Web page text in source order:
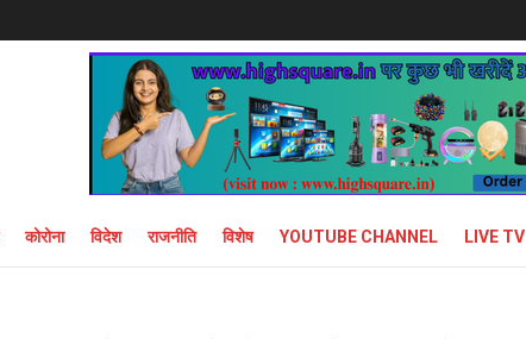
कोरोना विदेश राजनीति विशेष YOUTUBE CHANNEL LIVE TV